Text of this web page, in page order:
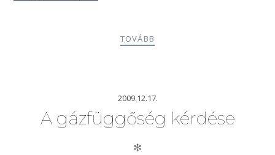
TOVÁBB
2009.12.17.
A gázfüggőség kérdése
✻